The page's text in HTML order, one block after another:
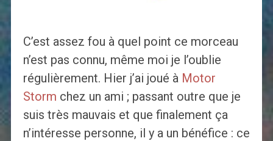
C’est assez fou à quel point ce morceau
n’est pas connu, même moi je l’oublie
régulièrement. Hier j’ai joué à Motor
Storm chez un ami ; passant outre que je
suis très mauvais et que finalement ça
n’intéresse personne, il y a un bénéfice : ce